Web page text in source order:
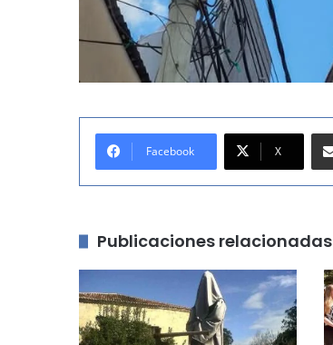
Facebook X
Publicaciones relacionadas